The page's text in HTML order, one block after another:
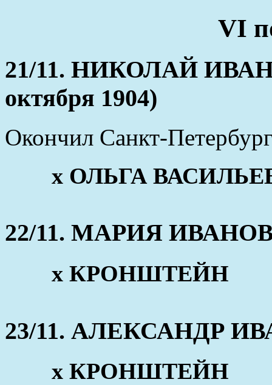
VI
21/11. НИКОЛАЙ
октября 1904)
Окончил Санкт-
x ОЛЬГА
22/11. МАРИЯ
x КРОНШТЕЙН
23/11. АЛЕКСАНДР
x КРОНШТЕЙН